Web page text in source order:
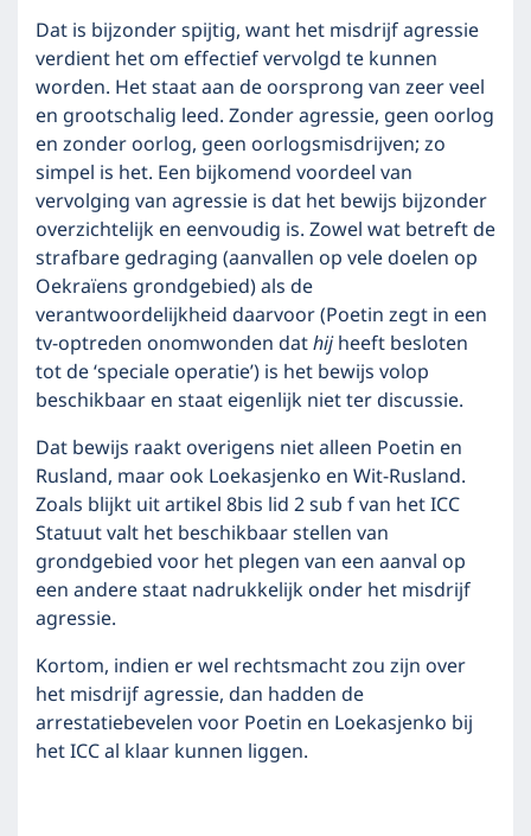
Dat is bijzonder spijtig, want het misdrijf agressie
verdient het om effectief vervolgd te kunnen
worden. Het staat aan de oorsprong van zeer veel
en grootschalig leed. Zonder agressie, geen oorlog
en zonder oorlog, geen oorlogsmisdrijven; zo
simpel is het. Een bijkomend voordeel van
vervolging van agressie is dat het bewijs bijzonder
overzichtelijk en eenvoudig is. Zowel wat betreft de
strafbare gedraging (aanvallen op vele doelen op
Oekraïens grondgebied) als de
verantwoordelijkheid daarvoor (Poetin zegt in een
tv-optreden onomwonden dathijheeft besloten
tot de ‘speciale operatie’) is het bewijs volop
beschikbaar en staat eigenlijk niet ter discussie.
Dat bewijs raakt overigens niet alleen Poetin en
Rusland, maar ook Loekasjenko en Wit-Rusland.
Zoals blijkt uit artikel 8bis lid 2 sub f van het ICC
Statuut valt het beschikbaar stellen van
grondgebied voor het plegen van een aanval op
een andere staat nadrukkelijk onder het misdrijf
agressie.
Kortom, indien er wel rechtsmacht zou zijn over
het misdrijf agressie, dan hadden de
arrestatiebevelen voor Poetin en Loekasjenko bij
het ICC al klaar kunnen liggen.